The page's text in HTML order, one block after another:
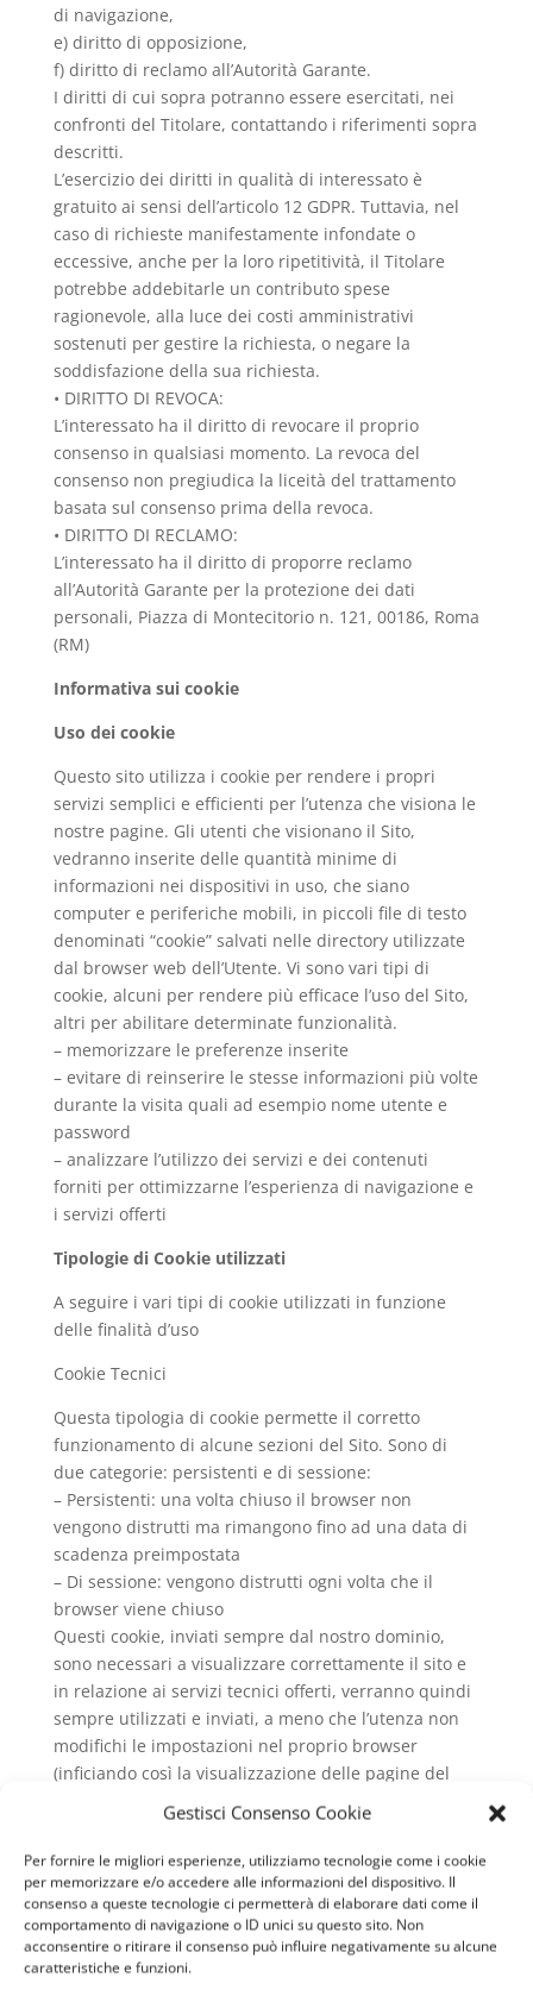
Gestisci Consenso Cookie
Per fornire le migliori esperienze, utilizziamo tecnologie come i cookie
per memorizzare e/o accedere alle informazioni del dispositivo. Il
consenso a queste tecnologie ci permetterà di elaborare dati come il
comportamento di navigazione o ID unici su questo sito. Non
acconsentire o ritirare il consenso può influire negativamente su alcune
caratteristiche e funzioni.
di navigazione,
e) diritto di opposizione,
f) diritto di reclamo all’Autorità Garante.
I diritti di cui sopra potranno essere esercitati, nei
confronti del Titolare, contattando i riferimenti sopra
descritti.
L’esercizio dei diritti in qualità di interessato è
gratuito ai sensi dell’articolo 12 GDPR. Tuttavia, nel
caso di richieste manifestamente infondate o
eccessive, anche per la loro ripetitività, il Titolare
potrebbe addebitarle un contributo spese
ragionevole, alla luce dei costi amministrativi
sostenuti per gestire la richiesta, o negare la
soddisfazione della sua richiesta.
• DIRITTO DI REVOCA:
L’interessato ha il diritto di revocare il proprio
consenso in qualsiasi momento. La revoca del
consenso non pregiudica la liceità del trattamento
basata sul consenso prima della revoca.
• DIRITTO DI RECLAMO:
L’interessato ha il diritto di proporre reclamo
all’Autorità Garante per la protezione dei dati
personali, Piazza di Montecitorio n. 121, 00186, Roma
(RM)
Informativa sui cookie
Uso dei cookie
Questo sito utilizza i cookie per rendere i propri
servizi semplici e efficienti per l’utenza che visiona le
nostre pagine. Gli utenti che visionano il Sito,
vedranno inserite delle quantità minime di
informazioni nei dispositivi in uso, che siano
computer e periferiche mobili, in piccoli file di testo
denominati “cookie” salvati nelle directory utilizzate
dal browser web dell’Utente. Vi sono vari tipi di
cookie, alcuni per rendere più efficace l’uso del Sito,
altri per abilitare determinate funzionalità.
– memorizzare le preferenze inserite
– evitare di reinserire le stesse informazioni più volte
durante la visita quali ad esempio nome utente e
password
– analizzare l’utilizzo dei servizi e dei contenuti
forniti per ottimizzarne l’esperienza di navigazione e
i servizi offerti
Tipologie di Cookie utilizzati
A seguire i vari tipi di cookie utilizzati in funzione
delle finalità d’uso
Cookie Tecnici
Questa tipologia di cookie permette il corretto
funzionamento di alcune sezioni del Sito. Sono di
due categorie: persistenti e di sessione:
– Persistenti: una volta chiuso il browser non
vengono distrutti ma rimangono fino ad una data di
scadenza preimpostata
– Di sessione: vengono distrutti ogni volta che il
browser viene chiuso
Questi cookie, inviati sempre dal nostro dominio,
sono necessari a visualizzare correttamente il sito e
in relazione ai servizi tecnici offerti, verranno quindi
sempre utilizzati e inviati, a meno che l’utenza non
modifichi le impostazioni nel proprio browser
(inficiando così la visualizzazione delle pagine del
I cookie in questa categoria vengono utilizzati per
collezionare informazioni sull’uso del sito. Questo
sito userà queste informazioni in merito ad analisi
statistiche anonime al fine di migliorare l’utilizzo del